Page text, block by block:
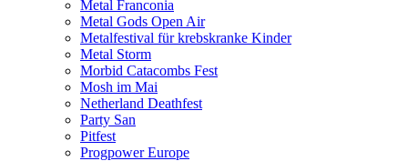
Metal Franconia
Metal Gods Open Air
Metalfestival für krebskranke Kinder
Metal Storm
Morbid Catacombs Fest
Mosh im Mai
Netherland Deathfest
Party San
Pitfest
Progpower Europe